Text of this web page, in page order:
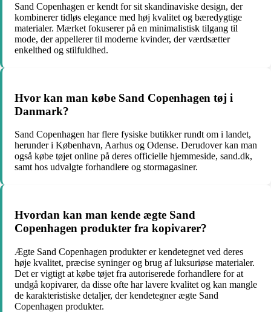
Sand Copenhagen er kendt for sit skandinaviske design, der
kombinerer tidløs elegance med høj kvalitet og bæredygtige
materialer. Mærket fokuserer på en minimalistisk tilgang til
mode, der appellerer til moderne kvinder, der værdsætter
enkelthed og stilfuldhed.
Hvor kan man købe Sand Copenhagen tøj i
Danmark?
Sand Copenhagen har flere fysiske butikker rundt om i landet,
herunder i København, Aarhus og Odense. Derudover kan man
også købe tøjet online på deres officielle hjemmeside, sand.dk,
samt hos udvalgte forhandlere og stormagasiner.
Hvordan kan man kende ægte Sand
Copenhagen produkter fra kopivarer?
Ægte Sand Copenhagen produkter er kendetegnet ved deres
høje kvalitet, præcise syninger og brug af luksuriøse materialer.
Det er vigtigt at købe tøjet fra autoriserede forhandlere for at
undgå kopivarer, da disse ofte har lavere kvalitet og kan mangle
de karakteristiske detaljer, der kendetegner ægte Sand
Copenhagen produkter.